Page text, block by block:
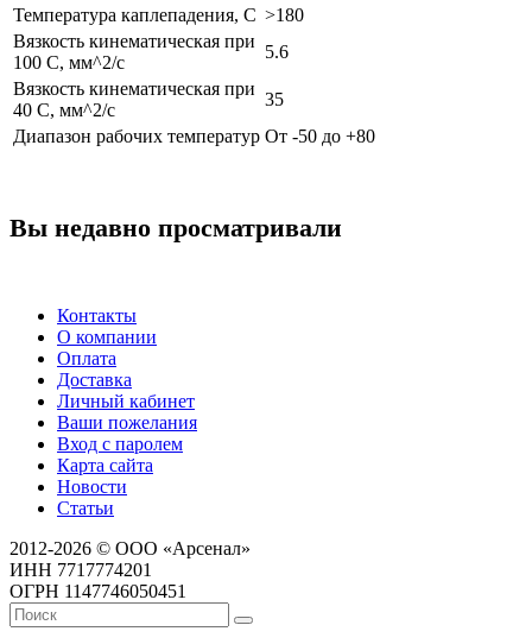
Температура каплепадения, С >180
Вязкость кинематическая при
100 С, мм^2/c
5.6
Вязкость кинематическая при
40 С, мм^2/c
35
Диапазон рабочих температур От -50 до +80
Вы недавно просматривали
Контакты
О компании
Оплата
Доставка
Личный кабинет
Ваши пожелания
Вход с паролем
Карта сайта
Новости
Статьи
2012-2026 © ООО «Арсенал»
ИНН 7717774201
ОГРН 1147746050451